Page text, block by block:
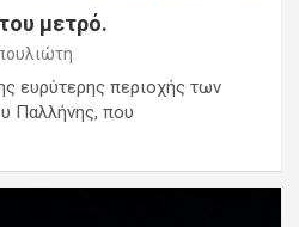
μετρό.
ευρύτερης περιοχής των
Παλλήνης, που